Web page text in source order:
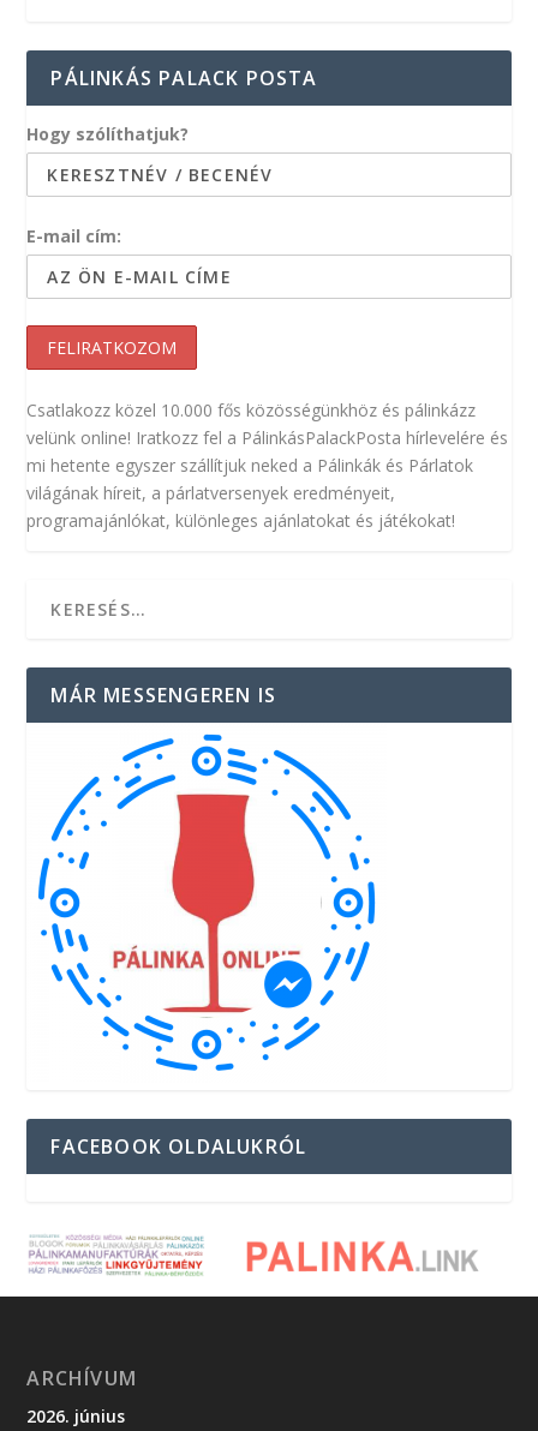
PÁLINKÁS PALACK POSTA
Hogy szólíthatjuk?
E-mail cím:
Csatlakozz közel 10.000 fős közösségünkhöz és pálinkázz
velünk online! Iratkozz fel a PálinkásPalackPosta hírlevelére és
mi hetente egyszer szállítjuk neked a Pálinkák és Párlatok
világának híreit, a párlatversenyek eredményeit,
programajánlókat, különleges ajánlatokat és játékokat!
MÁR MESSENGEREN IS
FACEBOOK OLDALUKRÓL
ARCHÍVUM
2026. június